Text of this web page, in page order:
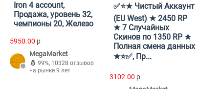
Iron 4 account,
Продажа, уровень 32,
чемпионы 20, Железо
5950.00 p
MegaMarket
99%, 10328 отзывов
на рынке 9 лет
✅⭐★ Чистый Аккаунт
(EU West) ★ 2450 RP
★ 7 Случайных
Скинов по 1350 RP ★
Полная смена данных
★⭐✅, Пр...
3102.00 p